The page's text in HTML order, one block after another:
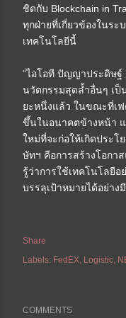
ชิดกับ Blockchain in
ทุกฝ่ายที่เกี่ยวข้องในร
เทคโนโลยีนี้
“ไอโอที ปัญญาประดิษ
นวัตกรรมสุดล้ำอื่นๆ เป็
ยะหนึ่งแล้ว ในขณะที่เฟ
ขึ้นในอนาคตข้างหน้า
ใหม่ที่จะก่อให้เกิดประโ
ษัทฯ คือการสร้างโอกา
รู้ว่าการใช้เทคโนโลยีอ
บรรลุเป้าหมายได้อย่าง
Share
Labels: FedEX Logistic
COMMENTS